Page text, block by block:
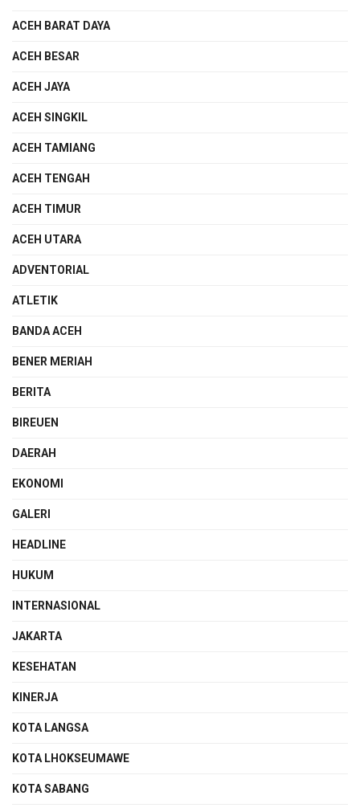
ACEH BARAT DAYA
ACEH BESAR
ACEH JAYA
ACEH SINGKIL
ACEH TAMIANG
ACEH TENGAH
ACEH TIMUR
ACEH UTARA
ADVENTORIAL
ATLETIK
BANDA ACEH
BENER MERIAH
BERITA
BIREUEN
DAERAH
EKONOMI
GALERI
HEADLINE
HUKUM
INTERNASIONAL
JAKARTA
KESEHATAN
KINERJA
KOTA LANGSA
KOTA LHOKSEUMAWE
KOTA SABANG